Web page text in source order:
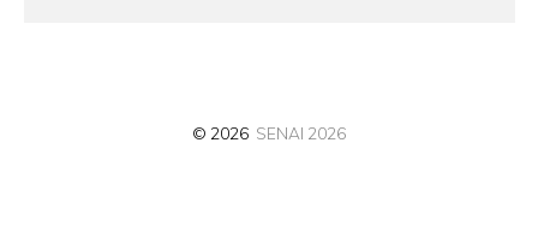
© 2026 SENAI 2026